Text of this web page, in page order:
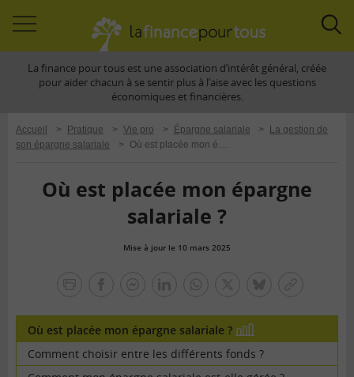
àLa finance pour tous est une association d’intérêt général, créée
pour aider chacun à se sentir plus à l’aise avec les questions
économiques et financières.
Accueil > Pratique > Vie pro > Épargne salariale >
La gestion de
son épargne salariale
> Où est placée mon épargne salariale ?
Où est placée mon épargne
salariale ?
Mise à jour le 10 mars 2025
tous
Où est placée mon épargne salariale ?En
image
Comment choisir entre les différents fonds ?